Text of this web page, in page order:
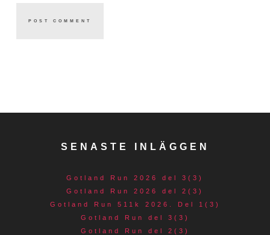
SENASTE INLÄGGEN
Gotland Run 2026 del 3(3)
Gotland Run 2026 del 2(3)
Gotland Run 511k 2026. Del 1(3)
Gotland Run del 3(3)
Gotland Run del 2(3)